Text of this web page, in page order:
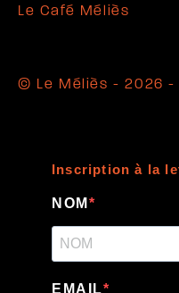
Le Café Méliès
© Le Méliès - 2026 -
Inscription à la
NOM
EMAIL